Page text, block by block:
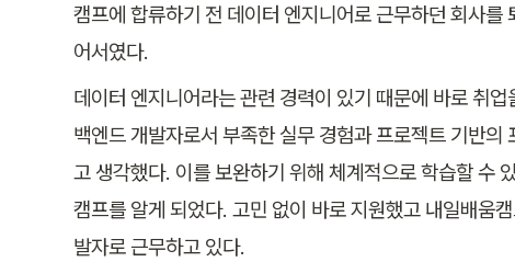
캠프에 합류하기 전 데이터 엔지니어로 근무하던 회사를
어서였다.
데이터 엔지니어라는 관련 경력이 있기 때문에 바로 취
백엔드 개발자로서 부족한 실무 경험과 프로젝트 기반의
고 생각했다. 이를 보완하기 위해 체계적으로 학습할 수
캠프를 알게 되었다. 고민 없이 바로 지원했고 내일배움
발자로 근무하고 있다.